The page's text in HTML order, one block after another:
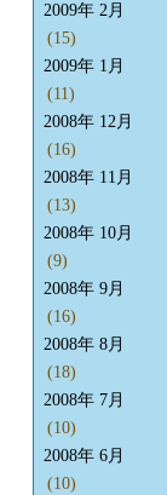
2009年 2月
(15)
2009年 1月
(11)
2008年 12月
(16)
2008年 11月
(13)
2008年 10月
(9)
2008年 9月
(16)
2008年 8月
(18)
2008年 7月
(10)
2008年 6月
(10)